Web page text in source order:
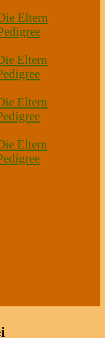
Eltern
Eltern
Eltern
Eltern